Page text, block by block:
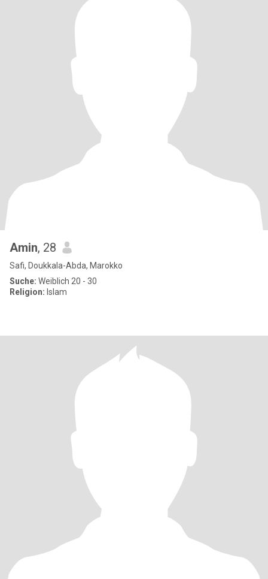
Amin, 28
Safi, Doukkala-Abda, Marokko
Suche: Weiblich 20 - 30
Religion: Islam